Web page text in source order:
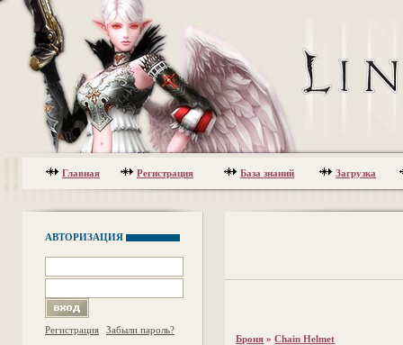
Главная Регистрация База знаний Загрузка
АВТОРИЗАЦИЯ
Регистрация Забыли пароль?
Броня »Chain Helmet